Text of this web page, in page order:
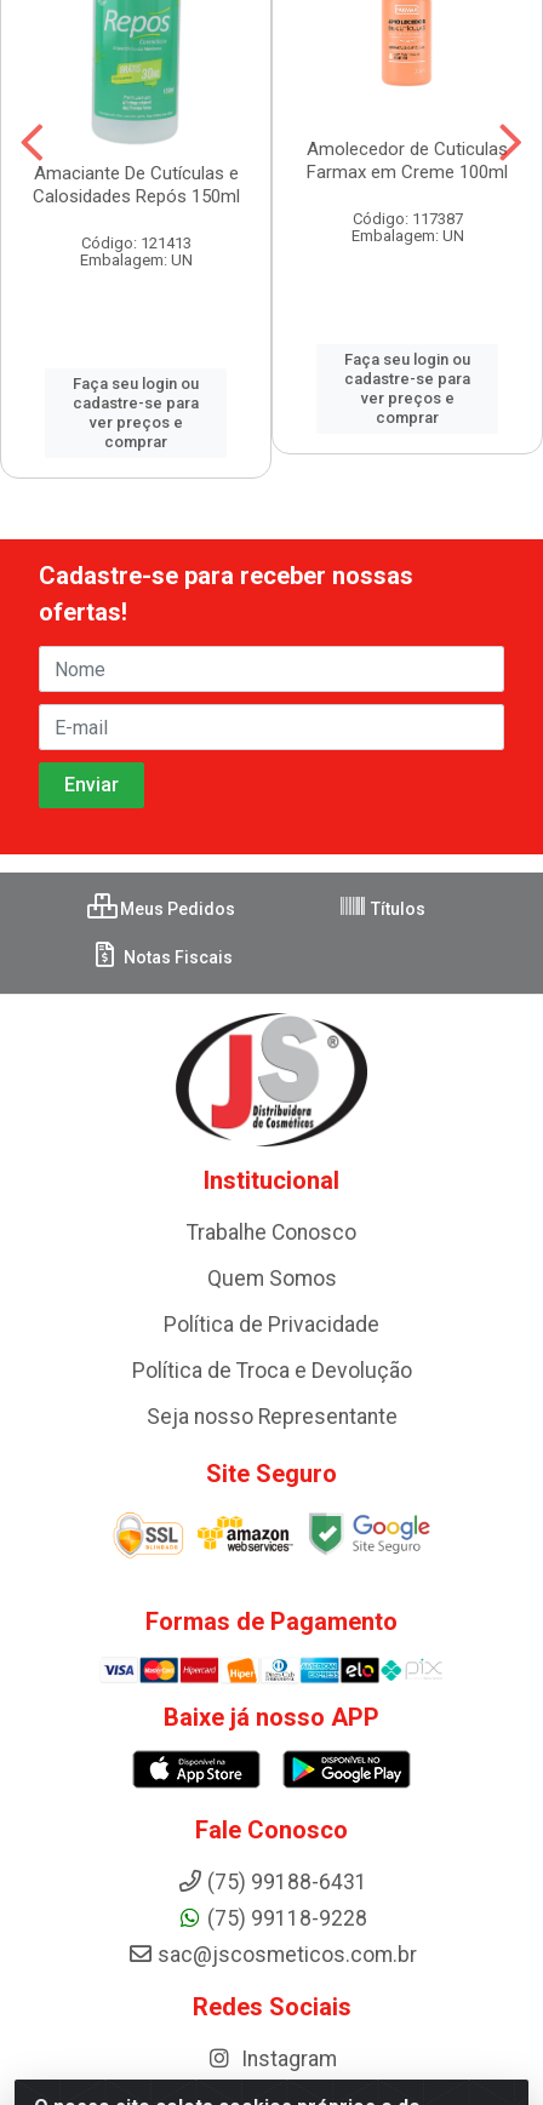
Amaciante De Cutículas e
Calosidades Repós 150ml
Código: 121413
Embalagem: UN
Faça seu login ou
cadastre-se para
ver preços e
comprar
Amolecedor de Cuticulas
Farmax em Creme 100ml
Código: 117387
Embalagem: UN
Faça seu login ou
cadastre-se para
ver preços e
comprar
Cadastre-se para receber nossas
ofertas!
Meus Pedidos Títulos
Notas Fiscais
Institucional
Trabalhe Conosco
Quem Somos
Política de Privacidade
Política de Troca e Devolução
Seja nosso Representante
Site Seguro
Formas de Pagamento
Baixe já nosso APP
Fale Conosco
(75) 99188-6431
(75) 99118-9228
sac@jscosmeticos.com.br
Redes Sociais
Instagram